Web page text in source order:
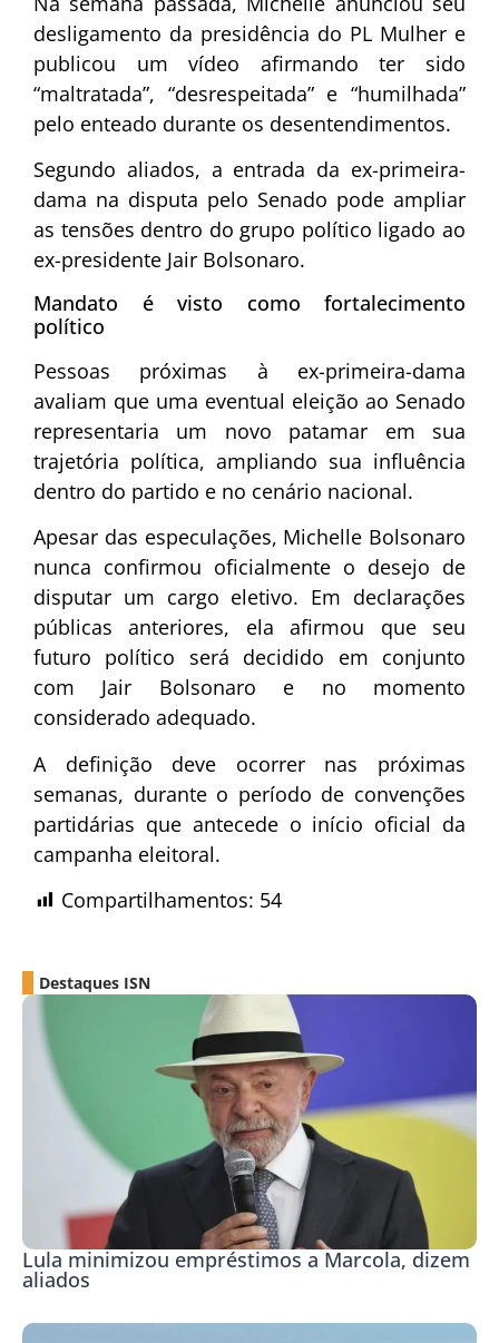
desligamento da presidência do PL Mulher e
publicou um vídeo afirmando ter sido
“maltratada”, “desrespeitada” e “humilhada”
pelo enteado durante os desentendimentos.
Segundo aliados, a entrada da ex-primeira-
dama na disputa pelo Senado pode ampliar
as tensões dentro do grupo político ligado ao
ex-presidente Jair Bolsonaro.
Mandato é visto como fortalecimento
político
Pessoas próximas à ex-primeira-dama
avaliam que uma eventual eleição ao Senado
representaria um novo patamar em sua
trajetória política, ampliando sua influência
dentro do partido e no cenário nacional.
Apesar das especulações, Michelle Bolsonaro
nunca confirmou oficialmente o desejo de
disputar um cargo eletivo. Em declarações
públicas anteriores, ela afirmou que seu
futuro político será decidido em conjunto
com Jair Bolsonaro e no momento
considerado adequado.
A definição deve ocorrer nas próximas
semanas, durante o período de convenções
partidárias que antecede o início oficial da
campanha eleitoral.
Compartilhamentos: 54
Destaques ISN
Lula minimizou empréstimos a Marcola, dizem
aliados